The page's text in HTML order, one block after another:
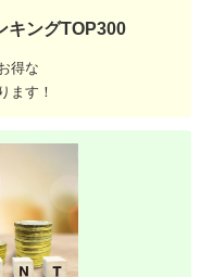
キングTOP300
得な
ます！